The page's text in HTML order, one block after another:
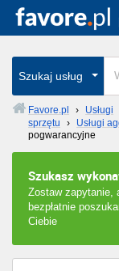
Szukaj usług
Favore.pl › Usługi
sprzętu
› Usługi
pogwarancyjne
Szukasz
Zostaw zapytanie,
bezpłatnie
Ciebie
Cała Polska
wszystkie w całym
Warszawa
Wrocław
Kraków
Poznań